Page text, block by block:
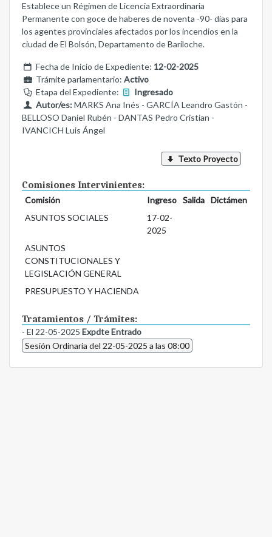
Establece un Régimen de Licencia Extraordinaria
Permanente con goce de haberes de noventa -90- días para
los agentes provinciales afectados por los incendios en la
ciudad de El Bolsón, Departamento de Bariloche.
Fecha de Inicio de Expediente: 12-02-2025
Trámite parlamentario: Activo
Etapa del Expediente:
Ingresado
Autor/es:MARKS Ana Inés - GARCÍA Leandro Gastón -
BELLOSO Daniel Rubén - DANTAS Pedro Cristian -
IVANCICH Luis Ángel
Texto Proyecto
Comisiones Intervinientes:
Comisión Ingreso Salida
Dictámen
ASUNTOS SOCIALES
17-02-
2025
ASUNTOS
CONSTITUCIONALES Y
LEGISLACIÓN GENERAL
PRESUPUESTO Y HACIENDA
Tratamientos / Trámites:
- El 22-05-2025 Expdte Entrado
Sesión Ordinaria del 22-05-2025 a las 08:00